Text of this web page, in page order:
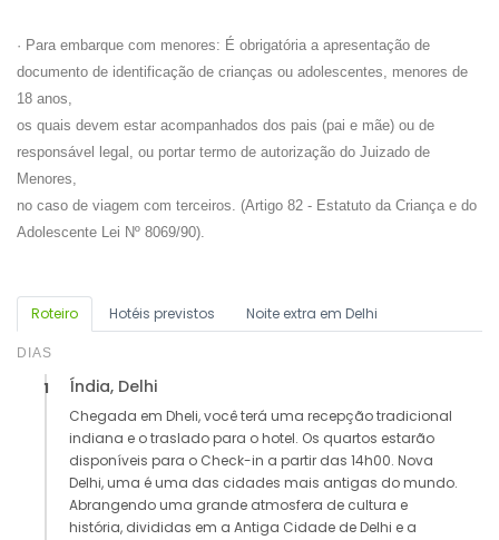
Roteiro Hotéis previstos Noite extra em Delhi
DIAS
1 Índia, Delhi
Chegada em Dheli, você terá uma recepção tradicional
indiana e o traslado para o hotel. Os quartos estarão
disponíveis para o Check-in a partir das 14h00. Nova
Delhi, uma é uma das cidades mais antigas do mundo.
Abrangendo uma grande atmosfera de cultura e
história, divididas em a Antiga Cidade de Delhi e a
· Para embarque com menores: É obrigatória a apresentação de
documento de identificação de crianças ou adolescentes, menores de
18 anos,
os quais devem estar acompanhados dos pais (pai e mãe) ou de
responsável legal, ou portar termo de autorização do Juizado de
Menores,
no caso de viagem com terceiros. (Artigo 82 - Estatuto da Criança e do
Adolescente Lei Nº 8069/90).